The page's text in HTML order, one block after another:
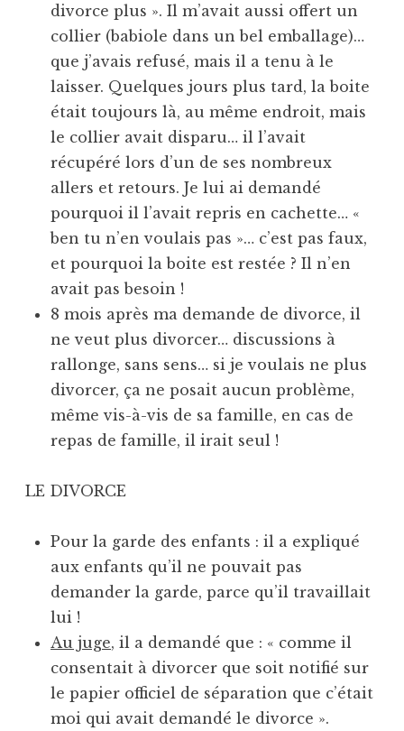
divorce plus ». Il m’avait aussi offert un
collier (babiole dans un bel emballage)…
que j’avais refusé, mais il a tenu à le
laisser. Quelques jours plus tard, la boite
était toujours là, au même endroit, mais
le collier avait disparu… il l’avait
récupéré lors d’un de ses nombreux
allers et retours. Je lui ai demandé
pourquoi il l’avait repris en cachette… «
ben tu n’en voulais pas »… c’est pas faux,
et pourquoi la boite est restée ? Il n’en
avait pas besoin !
8 mois après ma demande de divorce, il
ne veut plus divorcer… discussions à
rallonge, sans sens… si je voulais ne plus
divorcer, ça ne posait aucun problème,
même vis-à-vis de sa famille, en cas de
repas de famille, il irait seul !
LE DIVORCE
Pour la garde des enfants : il a expliqué
aux enfants qu’il ne pouvait pas
demander la garde, parce qu’il travaillait
lui !
Au juge, il a demandé que : « comme il
consentait à divorcer que soit notifié sur
le papier officiel de séparation que c’était
moi qui avait demandé le divorce ».